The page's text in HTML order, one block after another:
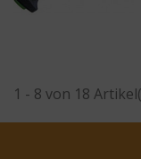
1 - 8 von 18